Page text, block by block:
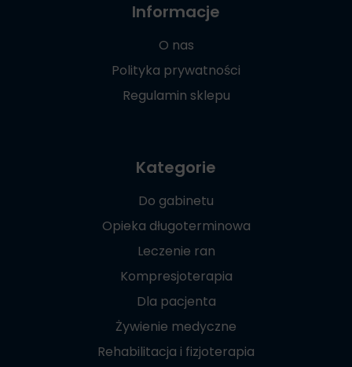
Informacje
O nas
Polityka prywatności
Regulamin sklepu
Kategorie
Do gabinetu
Opieka długoterminowa
Leczenie ran
Kompresjoterapia
Dla pacjenta
Żywienie medyczne
Rehabilitacja i fizjoterapia